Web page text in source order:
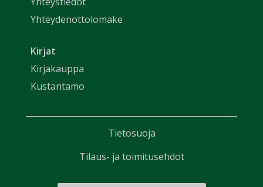
Yhteydenottolomake
Kirjat
Kirjakauppa
Kustantamo
Tietosuoja
Tilaus- ja toimitusehdot